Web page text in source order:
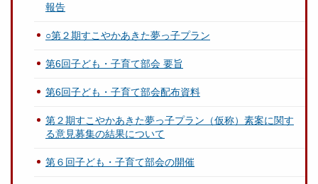
報告
○第２期すこやかあきた夢っ子プラン
第6回子ども・子育て部会 要旨
第6回子ども・子育て部会配布資料
第２期すこやかあきた夢っ子プラン（仮称）素案に関す
る意見募集の結果について
第６回子ども・子育て部会の開催